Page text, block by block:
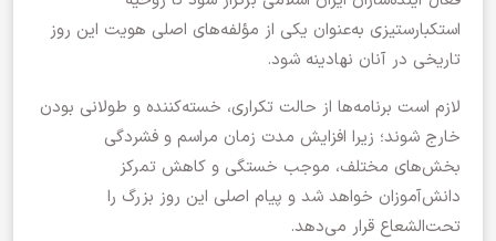
استکبارستیزی به‌عنوان یکی از مؤلفه‌های اصلی هویت این روز
تاریخی در آنان نهادینه شود.
لازم است برنامه‌ها از حالت تکراری، خسته‌کننده و طولانی بودن
خارج شوند؛ زیرا افزایش مدت زمان مراسم و فشردگی
بخش‌های مختلف، موجب خستگی و کاهش تمرکز
دانش‌آموزان خواهد شد و پیام اصلی این روز بزرگ را
تحت‌الشعاع قرار می‌دهد.